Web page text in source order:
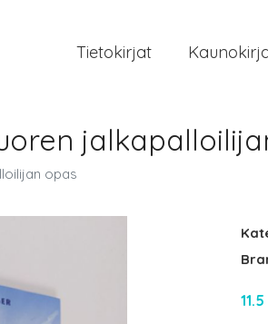
Tietokirjat
opas